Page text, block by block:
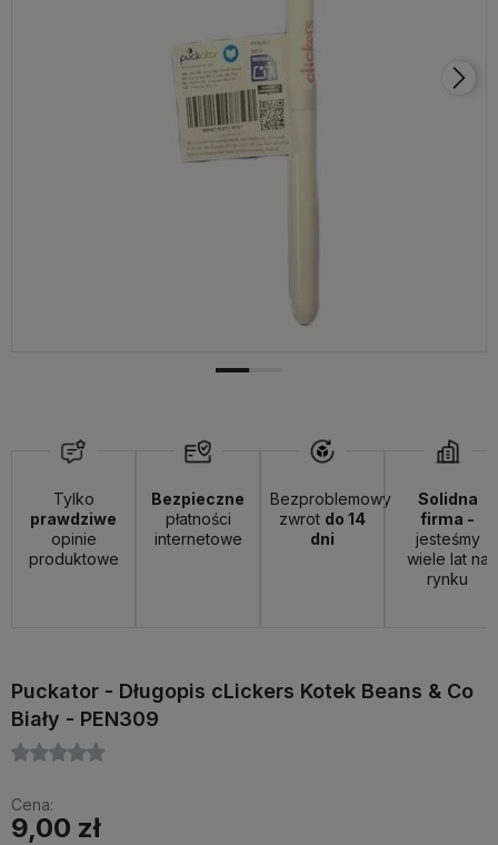
Tylko
prawdziwe
opinie
produktowe
Bezpieczne
płatności
internetowe
Bezproblemowy
zwrot do 14
dni
Solidna
firma -
jesteśmy
wiele lat na
rynku
Puckator - Długopis cLickers Kotek Beans & Co
Biały - PEN309
Cena:
9,00 zł